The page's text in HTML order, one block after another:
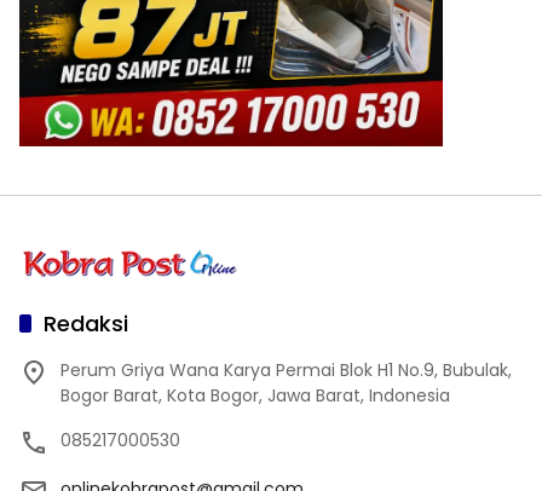
Redaksi
Perum Griya Wana Karya Permai Blok H1 No.9, Bubulak,
Bogor Barat, Kota Bogor, Jawa Barat, Indonesia
085217000530